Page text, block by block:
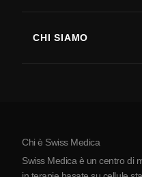
Malattia di Parkinson
Artrite
CHI SIAMO
La Serbia
Chi è Swiss Medica
Swiss Medica è un centro di